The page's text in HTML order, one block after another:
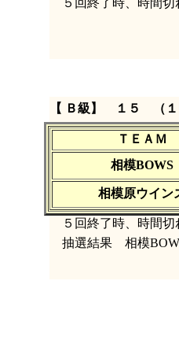
５回終了時、時間切
【 Ｂ級】 １５ （１
ＴＥＡＭ
相模BOWS
相模原ウイン
５回終了時、時間切
抽選結果 相模